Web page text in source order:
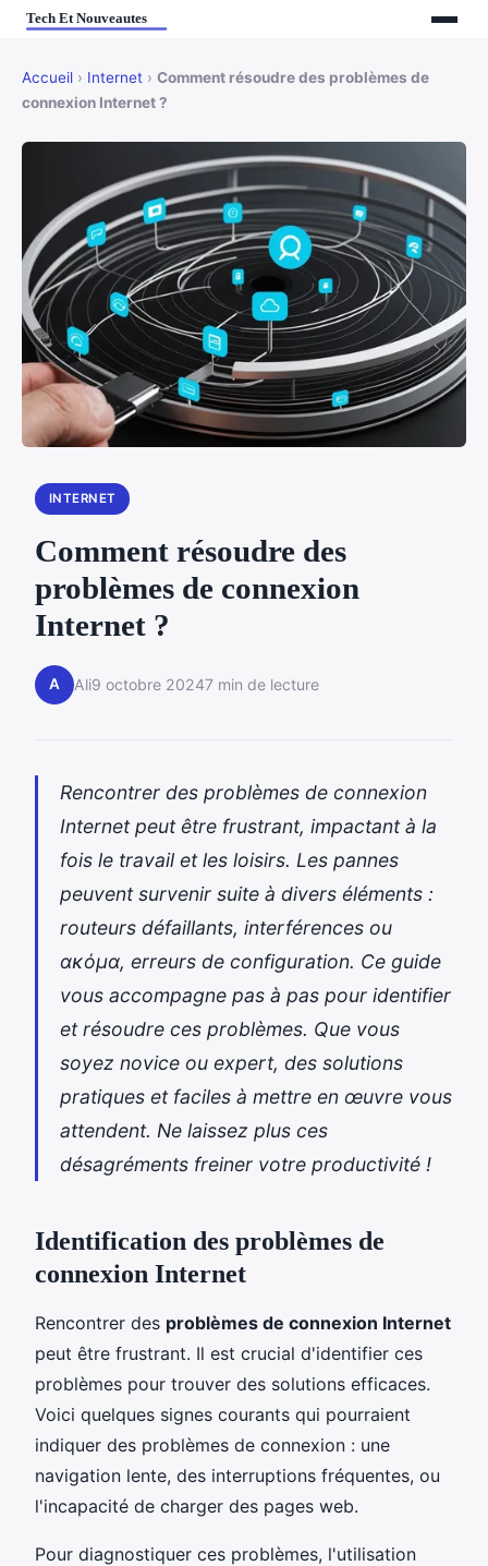
Accueil › Internet › Comment résoudre des problèmes de
connexion Internet ?
INTERNET
Comment résoudre des
problèmes de connexion
Internet ?
A Ali9 octobre 20247 min de lecture
Rencontrer des problèmes de connexion
Internet peut être frustrant, impactant à la
fois le travail et les loisirs. Les pannes
peuvent survenir suite à divers éléments :
routeurs défaillants, interférences ou
ακόμα, erreurs de configuration. Ce guide
vous accompagne pas à pas pour identifier
et résoudre ces problèmes. Que vous
soyez novice ou expert, des solutions
pratiques et faciles à mettre en œuvre vous
attendent. Ne laissez plus ces
désagréments freiner votre productivité !
Identification des problèmes de
connexion Internet
Rencontrer des problèmes de connexion Internet
peut être frustrant. Il est crucial d'identifier ces
problèmes pour trouver des solutions efficaces.
Voici quelques signes courants qui pourraient
indiquer des problèmes de connexion : une
navigation lente, des interruptions fréquentes, ou
l'incapacité de charger des pages web.
Pour diagnostiquer ces problèmes, l'utilisation